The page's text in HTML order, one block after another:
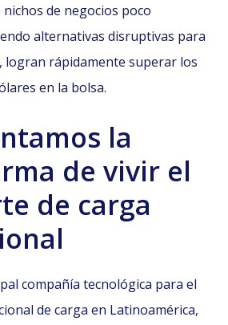
de negocios poco
alternativas disruptivas para
logran rápidamente superar los
en la bolsa.
la
de vivir el
de carga
compañía tecnológica para el
de carga en Latinoamérica,